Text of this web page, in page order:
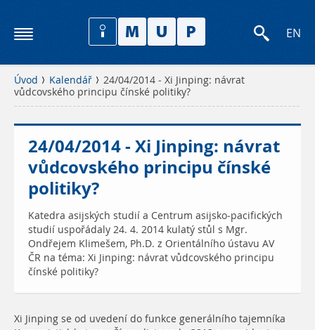
EN
Úvod Kalendář
24/04/2014 - Xi Jinping: návrat
vůdcovského principu čínské politiky?
24/04/2014 - Xi Jinping: návrat
vůdcovského principu čínské
politiky?
Katedra asijských studií a Centrum asijsko-pacifických
studií uspořádaly 24. 4. 2014 kulatý stůl s Mgr.
Ondřejem Klimešem, Ph.D. z Orientálního ústavu AV
ČR na téma: Xi Jinping: návrat vůdcovského principu
čínské politiky?
Xi Jinping se od uvedení do funkce generálního tajemníka